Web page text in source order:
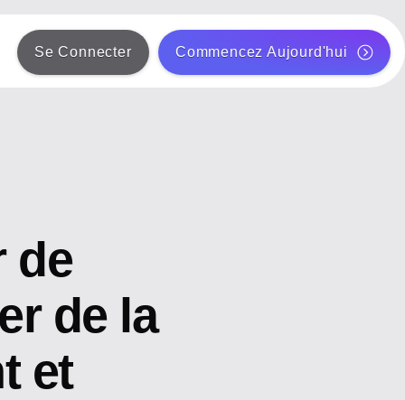
Se Connecter Commencez Aujourd'hui
de
de la
et